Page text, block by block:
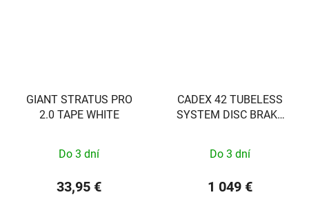
GIANT STRATUS PRO
2.0 TAPE WHITE
Do 3 dní
33,95 €
CADEX 42 TUBELESS
SYSTEM DISC BRAKE
Do 3 dní
1 049 €